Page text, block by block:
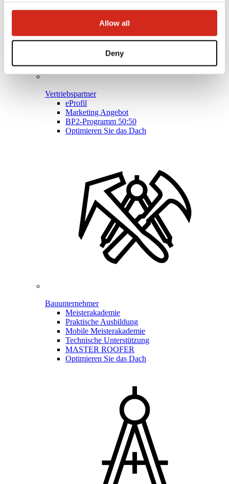
Allow all
Deny
Vertriebspartner
eProfil
Marketing Angebot
BP2-Programm 50:50
Optimieren Sie das Dach
Bauunternehmer
Meisterakademie
Praktische Ausbildung
Mobile Meisterakademie
Technische Unterstützung
MASTER ROOFER
Optimieren Sie das Dach